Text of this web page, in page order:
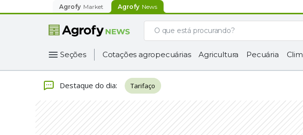
Agrofy Market Agrofy News
Seções Cotações agropecuárias Agricultura Pecuária
Destaque do dia: Tarifaço